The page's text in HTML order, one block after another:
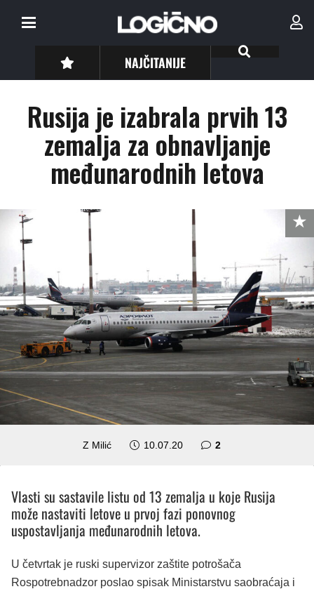
NAJČITANIJE
Rusija je izabrala prvih 13
zemalja za obnavljanje
međunarodnih letova
Z Milić 10.07.20 2komentara
Vlasti su sastavile listu od 13 zemalja u koje Rusija
može nastaviti letove u prvoj fazi ponovnog
uspostavljanja međunarodnih letova.
U četvrtak je ruski supervizor zaštite potrošača
Rospotrebnadzor poslao spisak Ministarstvu saobraćaja i